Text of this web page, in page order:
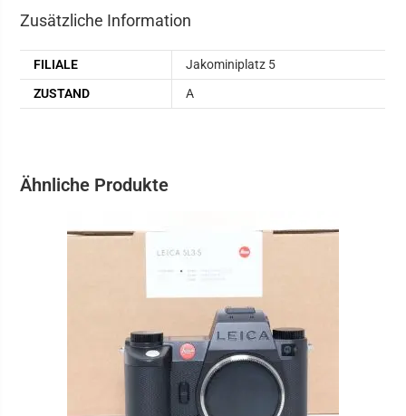
Zusätzliche Information
FILIALE
Jakominiplatz 5
ZUSTAND
A
Ähnliche Produkte